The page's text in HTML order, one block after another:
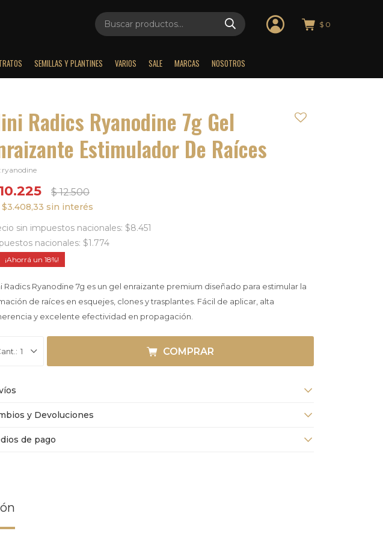
SEMILLAS Y PLANTINES VARIOS SALE MARCAS NOSOTROS
$ 0
Radics Ryanodine 7g Gel
Estimulador De Raíces
ryanodine
10.225 $ 12.500
$3.408,33 sin interés
sin impuestos nacionales: $8.451
nacionales: $1.774
18
Radics Ryanodine 7g es un gel enraizante premium diseñado para estimular la
de raíces en esquejes, clones y trasplantes. Fácil de aplicar, alta
y excelente efectividad en propagación.
1 COMPRAR
y Devoluciones
de pago